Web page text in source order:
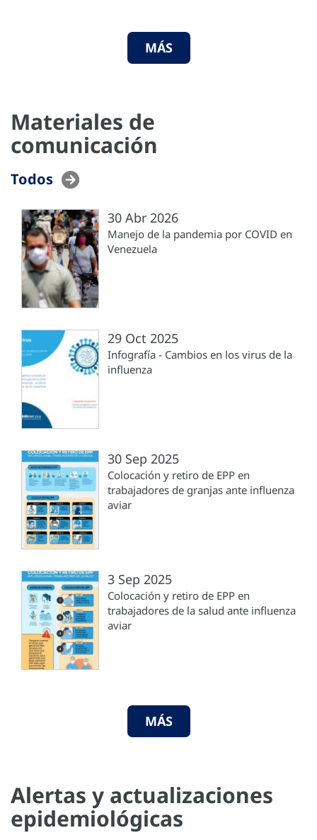
MÁS
Materiales de
comunicación
Todos
30 Abr 2026
Manejo de la pandemia por COVID en
Venezuela
29 Oct 2025
Infografía - Cambios en los virus de la
influenza
30 Sep 2025
Colocación y retiro de EPP en
trabajadores de granjas ante influenza
aviar
3 Sep 2025
Colocación y retiro de EPP en
trabajadores de la salud ante influenza
aviar
MÁS
Alertas y actualizaciones
epidemiológicas